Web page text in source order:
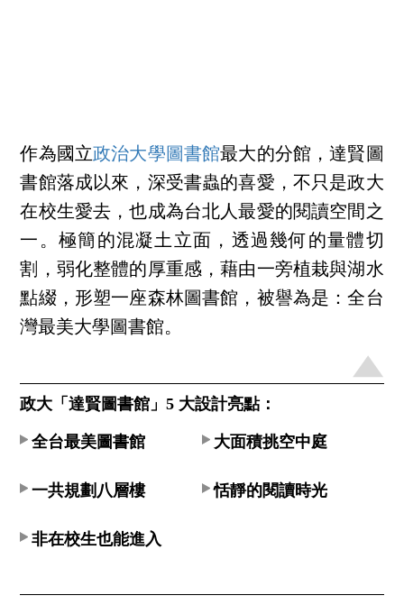
作為國立政治大學圖書館最大的分館，達賢圖
書館落成以來，深受書蟲的喜愛，不只是政大
在校生愛去，也成為台北人最愛的閱讀空間之
一。極簡的混凝土立面，透過幾何的量體切
割，弱化整體的厚重感，藉由一旁植栽與湖水
點綴，形塑一座森林圖書館，被譽為是：全台
灣最美大學圖書館。
政大「達賢圖書館」5 大設計亮點：
全台最美圖書館 大面積挑空中庭
一共規劃八層樓 恬靜的閱讀時光
非在校生也能進入